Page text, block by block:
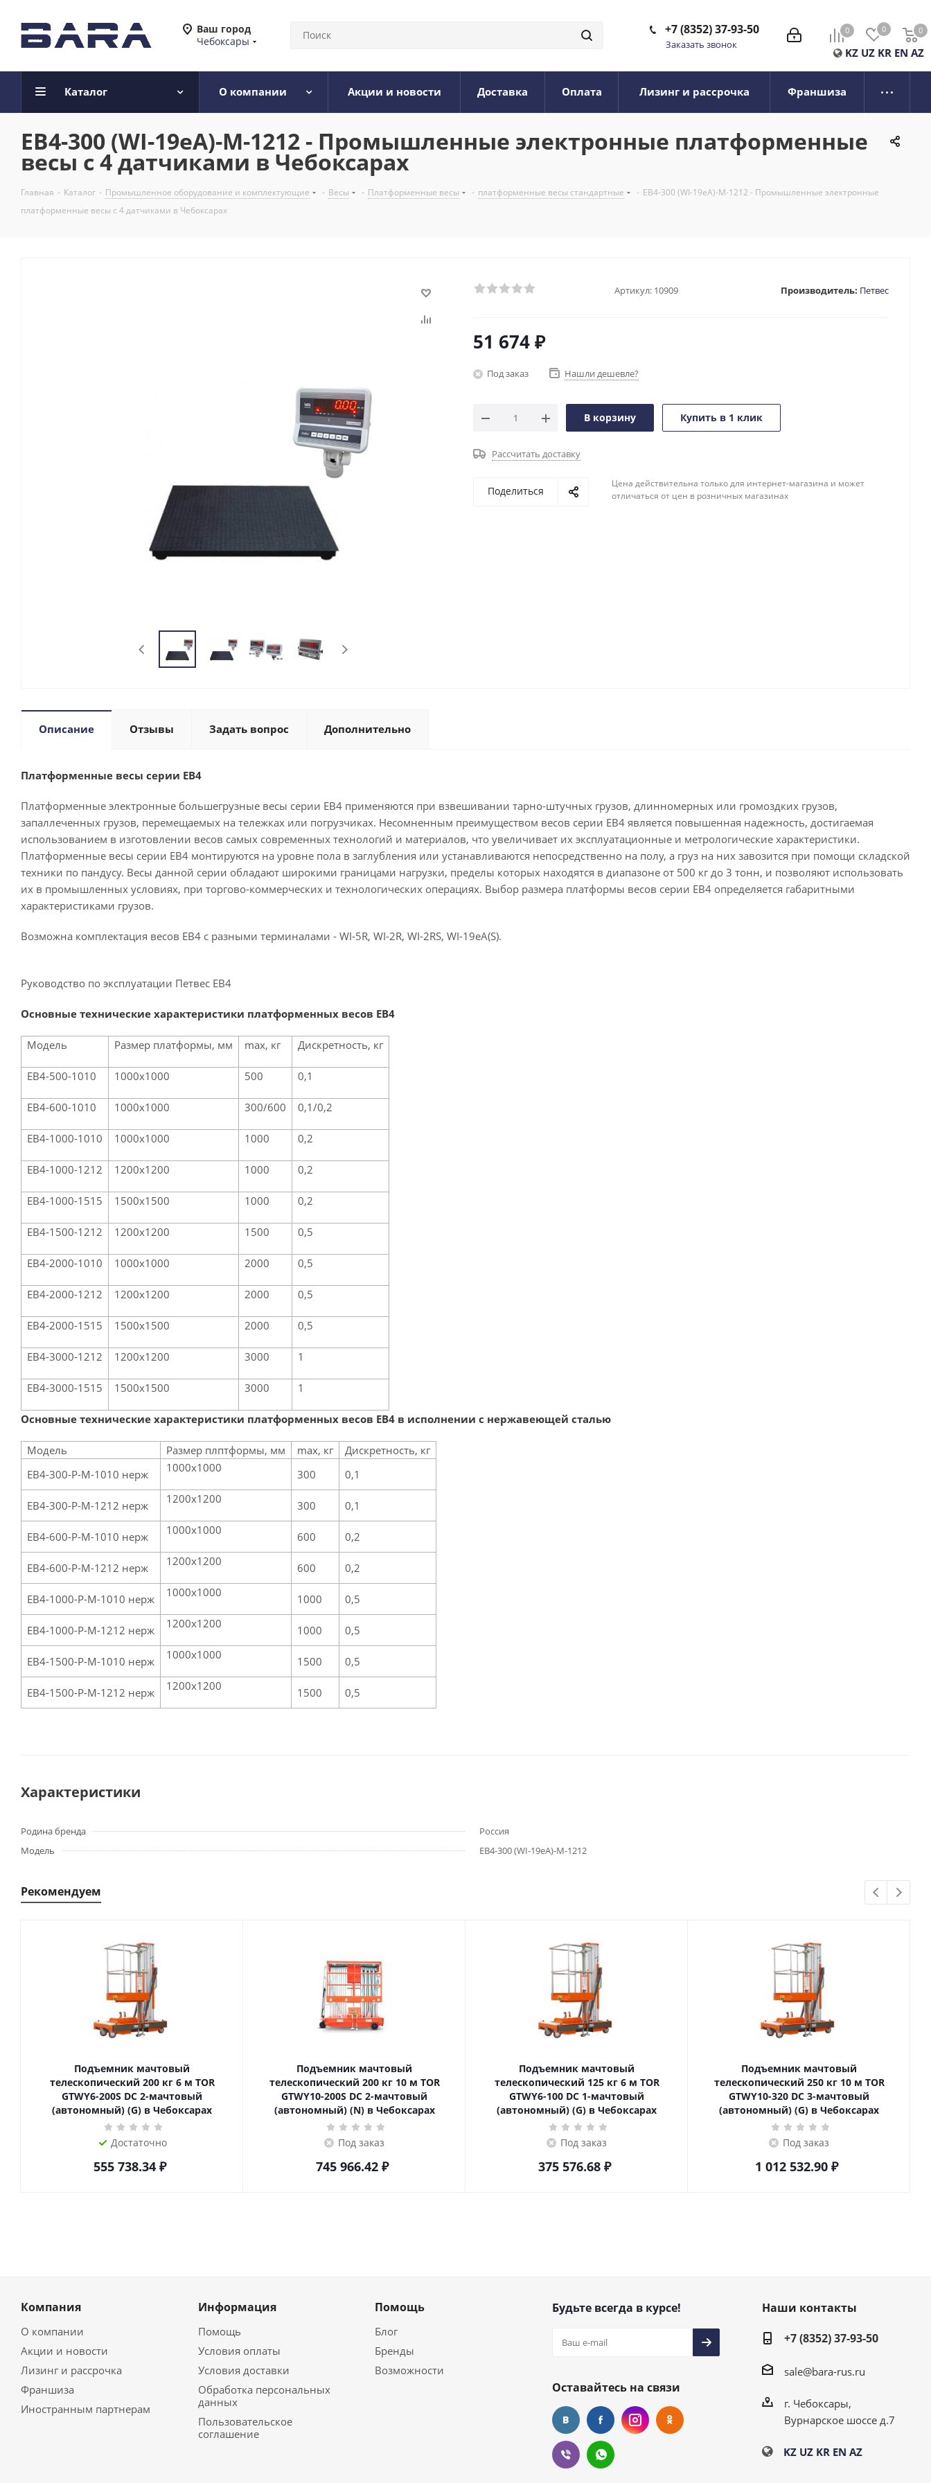
Ваш город
Чебоксары
0 0 0
0
KZ UZ KR EN AZ
+7 (8352) 37-93-50
Заказать звонок
Каталог О компании Акции и новости Доставка Оплата Лизинг и рассрочка Франшиза
ЕВ4-300 (WI-19eA)-М-1212 - Промышленные электронные платформенные
весы с 4 датчиками в Чебоксарах
Главная - Каталог - Промышленное оборудование и комплектующие - Весы - Платформенные весы - платформенные весы стандартные - ЕВ4-300 (WI-19eA)-М-1212 - Промышленные электронные
платформенные весы с 4 датчиками в Чебоксарах
Артикул: 10909 Производитель: Петвес
51 674₽
Под заказ Нашли дешевле?
В корзину Купить в 1 клик
Рассчитать доставку
Поделиться
Цена действительна только для интернет-магазина и может
отличаться от цен в розничных магазинах
Описание Отзывы Задать вопрос Дополнительно
Платформенные весы серии ЕВ4
Платформенные электронные большегрузные весы серии ЕВ4 применяются при взвешивании тарно-штучных грузов, длинномерных или громоздких грузов,
запаллеченных грузов, перемещаемых на тележках или погрузчиках. Несомненным преимуществом весов серии ЕВ4 является повышенная надежность, достигаемая
использованием в изготовлении весов самых современных технологий и материалов, что увеличивает их эксплуатационные и метрологические характеристики.
Платформенные весы серии ЕВ4 монтируются на уровне пола в заглубления или устанавливаются непосредственно на полу, а груз на них завозится при помощи складской
техники по пандусу. Весы данной серии обладают широкими границами нагрузки, пределы которых находятся в диапазоне от 500 кг до 3 тонн, и позволяют использовать
их в промышленных условиях, при торгово-коммерческих и технологических операциях. Выбор размера платформы весов серии ЕВ4 определяется габаритными
характеристиками грузов.
Возможна комплектация весов ЕВ4 с разными терминалами - WI-5R, WI-2R, WI-2RS, WI-19eA(S).
Руководство по эксплуатации Петвес ЕВ4
Основные технические характеристики платформенных весов ЕВ4
Модель Размер платформы, мм max, кг Дискретность, кг
EB4-500-1010 1000х1000 500 0,1
EB4-600-1010 1000х1000 300/600 0,1/0,2
EB4-1000-1010 1000х1000 1000 0,2
EB4-1000-1212 1200х1200 1000 0,2
EB4-1000-1515 1500х1500 1000 0,2
EB4-1500-1212 1200х1200 1500 0,5
EB4-2000-1010 1000х1000 2000 0,5
EB4-2000-1212 1200х1200 2000 0,5
EB4-2000-1515 1500х1500 2000 0,5
EB4-3000-1212 1200х1200 3000 1
EB4-3000-1515 1500х1500 3000 1
Основные технические характеристики платформенных весов ЕВ4 в исполнении с нержавеющей сталью
Модель Размер плптформы, мм max, кг
Дискретность, кг
ЕВ4-300-Р-М-1010 нерж
1000х1000 300 0,1
ЕВ4-300-Р-М-1212 нерж 1200х1200 300 0,1
ЕВ4-600-Р-М-1010 нерж 1000х1000 600 0,2
ЕВ4-600-Р-М-1212 нерж 1200х1200 600 0,2
ЕВ4-1000-Р-М-1010 нерж 1000х1000 1000 0,5
ЕВ4-1000-Р-М-1212 нерж 1200х1200 1000 0,5
ЕВ4-1500-Р-M-1010 нерж 1000х1000 1500 0,5
ЕВ4-1500-Р-M-1212 нерж 1200х1200 1500 0,5
Характеристики
Родина бренда
Россия
Модель
ЕВ4-300 (WI-19eA)-М-1212
Рекомендуем
Подъемник мачтовый
телескопический 200 кг 6 м TOR
GTWY6-200S DC 2-мачтовый
(автономный) (G) в Чебоксарах
Достаточно
555 738.34₽
Подъемник мачтовый
телескопический 200 кг 10 м TOR
GTWY10-200S DC 2-мачтовый
(автономный) (N) в Чебоксарах
Под заказ
745 966.42₽
Подъемник мачтовый
телескопический 125 кг 6 м TOR
GTWY6-100 DC 1-мачтовый
(автономный) (G) в Чебоксарах
Под заказ
375 576.68₽
Подъемник мачтовый
телескопический 250 кг 10 м TOR
GTWY10-320 DC 3-мачтовый
(автономный) (G) в Чебоксарах
Под заказ
1 012 532.90 ₽
Компания
О компании
Акции и новости
Лизинг и рассрочка
Франшиза
Иностранным партнерам
Информация
Помощь
Условия оплаты
Условия доставки
Обработка персональных
данных
Пользовательское
соглашение
Помощь
Блог
Бренды
Возможности
Будьте всегда в курсе!
Оставайтесь на связи
Наши контакты
+7 (8352) 37-93-50
sale@bara-rus.ru
г. Чебоксары,
Вурнарское шоссе д.7
KZ UZ KR EN AZ